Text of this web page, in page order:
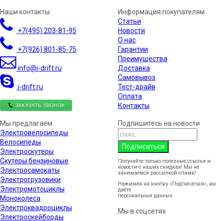
Наши контакты
+7(495) 203-81-95
+7(926) 801-85-75
info@i-drift.ru
i-drift.ru
ЗАКАЗАТЬ ЗВОНОК
Информация покупателям
Статьи
Новости
О нас
Гарантии
Преимущества
Доставка
Самовывоз
Тест-драйв
Оплата
Контакты
Мы предлагаем
Электровелосипеды
Велосипеды
Электроскутеры
Скутеры бензиновые
Электросамокаты
Электрогрузовики
Электромотоциклы
Моноколеса
Электроквадроциклы
Электроскейборды
Подпишитесь на новости
Подписаться
Получайте только полезные ссылки и
новости о наших скидках! Мы не
занимаемся рассылкой спама!
Нажимая на кнопку «Подписаться», вы
даёте
персональных данных.
Мы в соцсетях